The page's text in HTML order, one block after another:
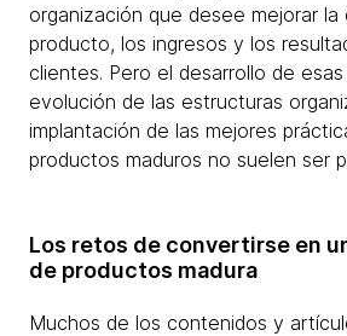
organización que desee mejorar la
producto, los ingresos y los
clientes. Pero el desarrollo de
evolución de las estructuras
implantación de las mejores
productos maduros no suelen ser
Los retos de convertirse en
de productos madura
Muchos de los contenidos y